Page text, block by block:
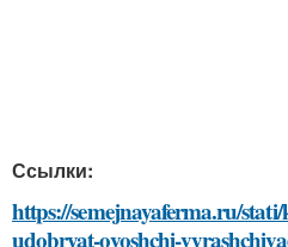
Ссылки:
https://semejnayaferma.ru/
udobryat-ovoshchi-